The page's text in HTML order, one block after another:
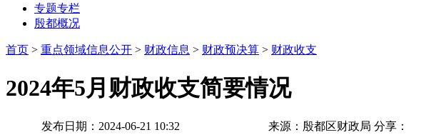
专题专栏
殷都概况
首页 > 重点领域信息公开 > 财政信息 > 财政预决算 > 财政收支
2024年5月财政收支简要情况
发布日期：2024-06-21 10:32 来源：殷都区财政局 分享：